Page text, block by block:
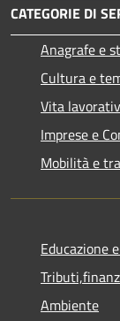
CATEGORIE DI
Anagrafe e
Cultura e
Vita
Imprese e
Mobilità e
Educazione
Ambiente